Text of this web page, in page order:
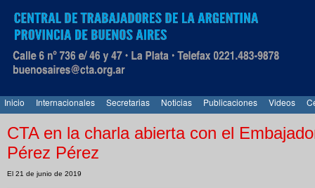
Inicio Internacionales Secretarias Noticias Publicaciones Videos
CTA en la charla abierta con el
Pérez Pérez
El 21 de junio de 2019